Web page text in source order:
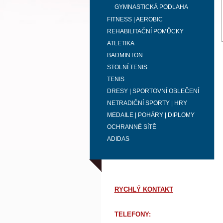
GYMNASTICKÁ PODLAHA
FITNESS | AEROBIC
REHABILITAČNÍ POMŮCKY
ATLETIKA
BADMINTON
STOLNÍ TENIS
TENIS
DRESY | SPORTOVNÍ OBLEČENÍ
NETRADIČNÍ SPORTY | HRY
MEDAILE | POHÁRY | DIPLOMY
OCHRANNÉ SÍTĚ
ADIDAS
RYCHLÝ KONTAKT
TELEFONY: